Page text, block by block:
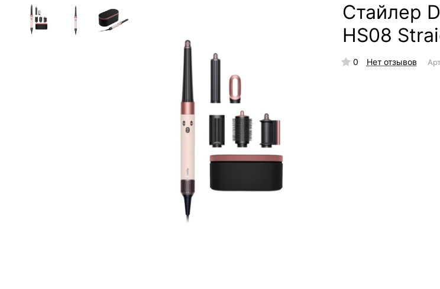
Стайлер
HS08
0 Нет отзывов